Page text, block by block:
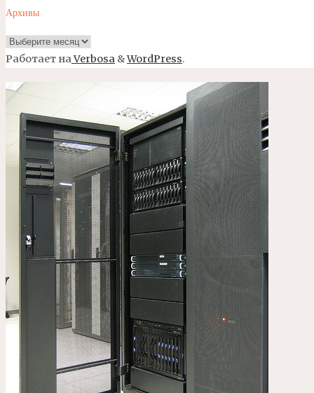
Архивы
Архивы
Работает наVerbosa &WordPress.